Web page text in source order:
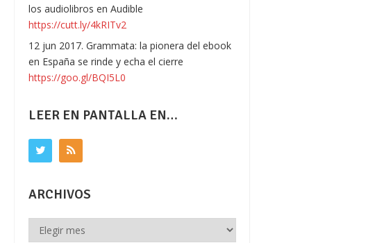
los audiolibros en Audible
https://cutt.ly/4kRITv2
12 jun 2017. Grammata: la pionera del ebook
en España se rinde y echa el cierre
https://goo.gl/BQI5L0
LEER EN PANTALLA EN…
ARCHIVOS
Archivos